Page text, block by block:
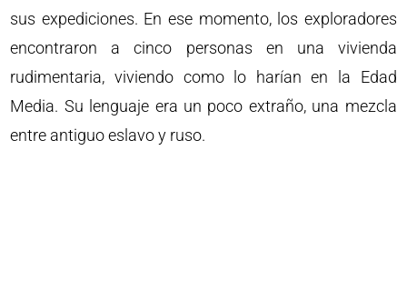
sus expediciones. En ese momento, los exploradores
encontraron a cinco personas en una vivienda
rudimentaria, viviendo como lo harían en la Edad
Media. Su lenguaje era un poco extraño, una mezcla
entre antiguo eslavo y ruso.